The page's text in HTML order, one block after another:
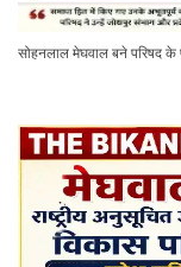
सोहनलाल मेघवाल बने परिषद के